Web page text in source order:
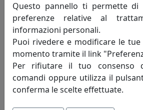
PORTAFOTO ELEGANCE IN ARGENTO 925,
OTTAVIANI HOME, CODICE 255023M
Ottaviani
Questo pannello ti permette di
preferenze relative al
informazioni personali.
Puoi rivedere e modificare le tue
momento tramite il link
Per rifiutare il tuo consenso
comandi oppure utilizza il
conferma le scelte effettuate.